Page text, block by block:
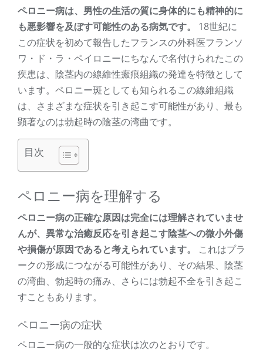
ペロニー病は、男性の生活の質に身体的にも精神的に
も悪影響を及ぼす可能性のある病気です。
18世紀に
この症状を初めて報告したフランスの外科医フランソ
ワ・ド・ラ・ペイロニーにちなんで名付けられたこの
疾患は、陰茎内の線維性瘢痕組織の発達を特徴として
います。ペロニー斑としても知られるこの線維組織
は、さまざまな症状を引き起こす可能性があり、最も
顕著なのは勃起時の陰茎の湾曲です。
目次
ペロニー病を理解する
ペロニー病の正確な原因は完全には理解されていませ
んが、異常な治癒反応を引き起こす陰茎への微小外傷
や損傷が原因であると考えられています。
これはプラ
ークの形成につながる可能性があり、その結果、陰茎
の湾曲、勃起時の痛み、さらには勃起不全を引き起こ
すこともあります。
ペロニー病の症状
ペロニー病の一般的な症状は次のとおりです。